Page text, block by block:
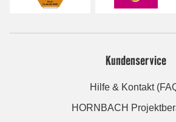
Kundenservice
Hilfe & Kontakt
HORNBACH